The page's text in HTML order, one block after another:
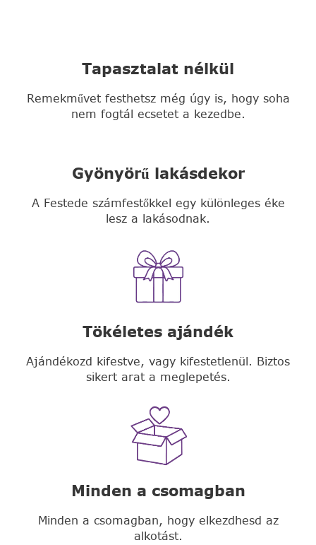
Tapasztalat nélkül
Remekművet festhetsz még úgy is, hogy soha
nem fogtál ecsetet a kezedbe.
Gyönyörű lakásdekor
A Festede számfestőkkel egy különleges éke
lesz a lakásodnak.
Tökéletes ajándék
Ajándékozd kifestve, vagy kifestetlenül. Biztos
sikert arat a meglepetés.
Minden a csomagban
Minden a csomagban, hogy elkezdhesd az
alkotást.